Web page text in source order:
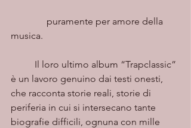
musica.
è un lavoro genuino dai testi onesti,
che racconta storie reali, storie di
periferia in cui si intersecano tante
biografie difficili, ognuna con mille